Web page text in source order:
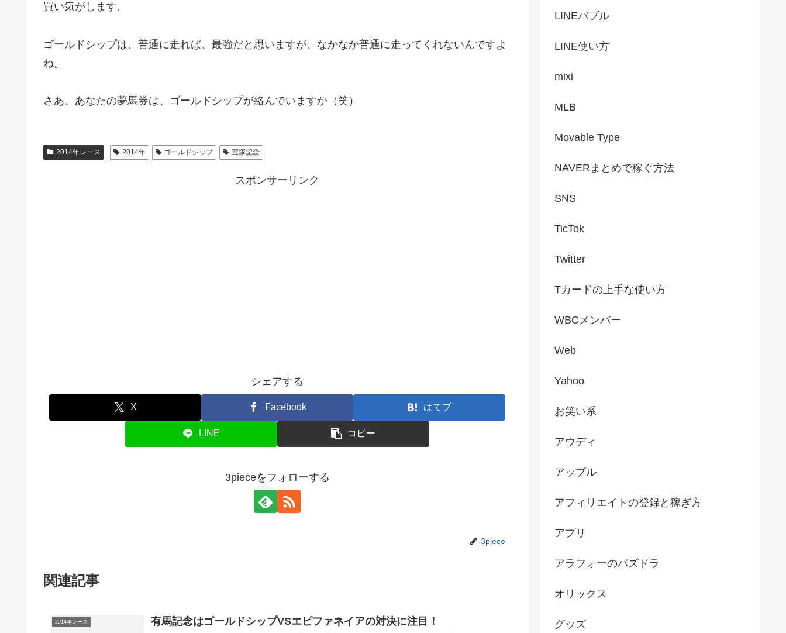
買い気がします。
ゴールドシップは、普通に走れば、最強だと思いますが、なかなか普通に走ってくれないんですよ
ね。
さあ、あなたの夢馬券は、ゴールドシップが絡んでいますか（笑）
2014年レース 2014年 ゴールドシップ 宝塚記念
スポンサーリンク
シェアする
X Facebook はてブ
LINE コピー
3pieceをフォローする
3piece
関連記事
2014年レース 有馬記念はゴールドシップVSエピファネイアの対決に注目！
LINEバブル
LINE使い方
mixi
MLB
Movable Type
NAVERまとめで稼ぐ方法
SNS
TicTok
Twitter
Tカードの上手な使い方
WBCメンバー
Web
Yahoo
お笑い系
アウディ
アップル
アフィリエイトの登録と稼ぎ方
アプリ
アラフォーのパズドラ
オリックス
グッズ